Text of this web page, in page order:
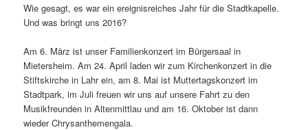
Wie gesagt, es war ein ereignisreiches Jahr für die Stadtkapelle.
Und was bringt uns 2016?
Am 6. März ist unser Familienkonzert im Bürgersaal in
Mietersheim. Am 24. April laden wir zum Kirchenkonzert in die
Stiftskirche in Lahr ein, am 8. Mai ist Muttertagskonzert im
Stadtpark, im Juli freuen wir uns auf unsere Fahrt zu den
Musikfreunden in Altenmittlau und am 16. Oktober ist dann
wieder Chrysanthemengala.